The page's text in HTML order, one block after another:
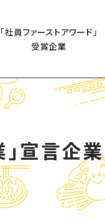
「社員ファーストアワード」
受賞企業
宣言企業